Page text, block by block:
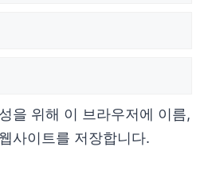
을 위해 이 브라우저에 이름,
사이트를 저장합니다.